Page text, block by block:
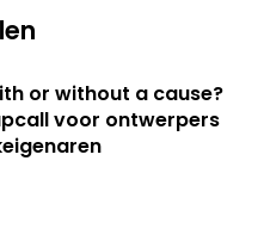
or without a cause?
voor ontwerpers